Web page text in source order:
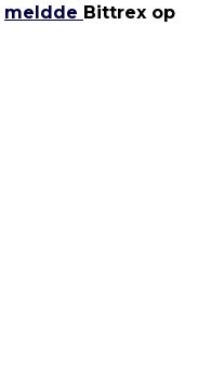
meldde Bittrex op